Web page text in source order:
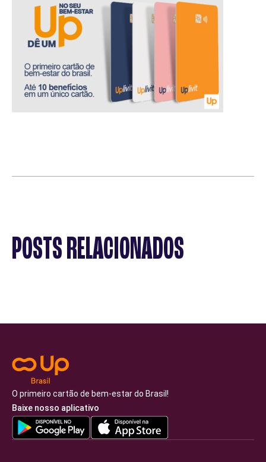
POSTS RELACIONADOS
O primeiro cartão de bem-estar do Brasil!
Baixe nosso aplicativo